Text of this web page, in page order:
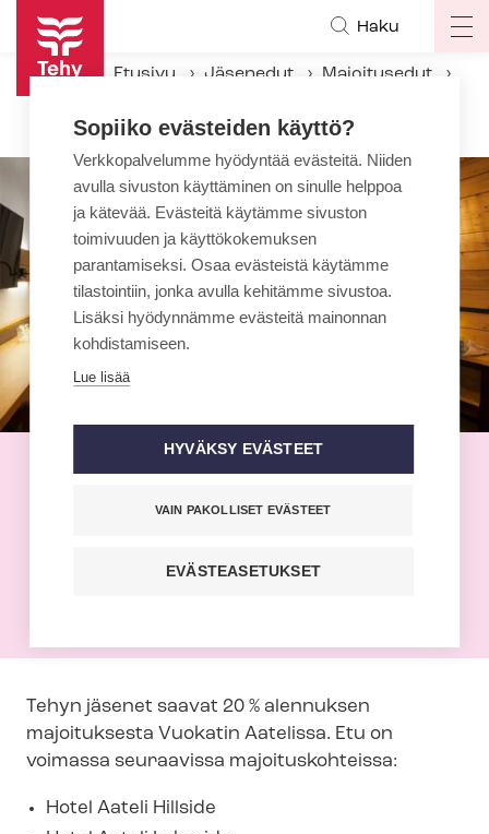
Hyppää
pääsisältöön
Haku
Etusivu Jäsenedut
Majoitusedut
Vuokatin Aateli
Tehyläiset saavat 20 % alennuksen Hotel
majoituksesta.
Tehyn jäsenet saavat 20 % alennuksen
majoituksesta Vuokatin Aatelissa. Etu on
voimassa seuraavissa majoituskohteissa:
Hotel Aateli Hillside
Sopiiko evästeiden käyttö?
Verkkopalvelumme hyödyntää evästeitä. Niiden
avulla sivuston käyttäminen on sinulle helppoa
ja kätevää. Evästeitä käytämme sivuston
toimivuuden ja käyttökokemuksen
parantamiseksi. Osaa evästeistä käytämme
tilastointiin, jonka avulla kehitämme sivustoa.
Lisäksi hyödynnämme evästeitä mainonnan
kohdistamiseen.
Lue lisää
HYVÄKSY EVÄSTEET
VAIN PAKOLLISET EVÄSTEET
EVÄSTEASETUKSET